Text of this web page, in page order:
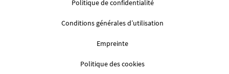
Politique de confidentialité
Conditions générales d’utilisation
Empreinte
Politique des cookies